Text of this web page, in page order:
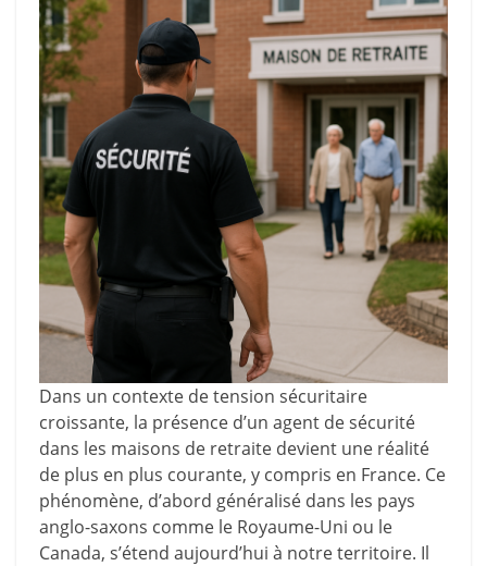
Dans un contexte de tension sécuritaire
croissante, la présence d’un agent de sécurité
dans les maisons de retraite devient une réalité
de plus en plus courante, y compris en France. Ce
phénomène, d’abord généralisé dans les pays
anglo-saxons comme le Royaume-Uni ou le
Canada, s’étend aujourd’hui à notre territoire. Il